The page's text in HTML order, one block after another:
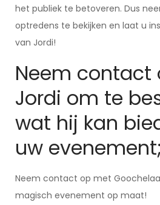
het publiek te betoveren. Dus
optredens te bekijken en laat u
van Jordi!
Neem contact
Jordi om te
wat hij kan
uw evenement;
Neem contact op met
magisch evenement op maat!